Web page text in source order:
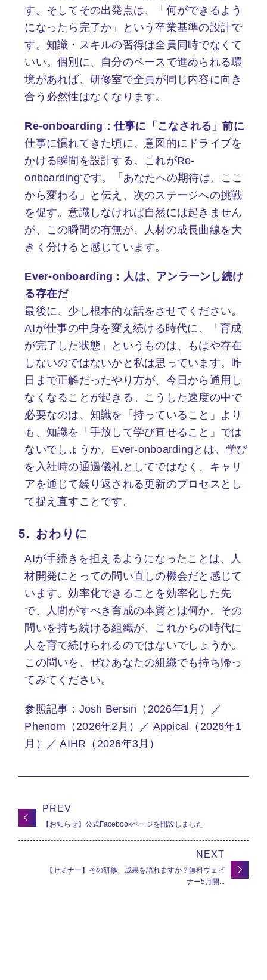
す。そしてその出発点は、「何ができるよう
になったら完了か」という卒業基準の設計で
す。知識・スキルの習得は全員同時でなくて
いい。個別に、自分のペースで進められる環
境があれば、研修室で全員が同じ内容に向き
合う必然性はなくなります。
Re-onboarding：仕事に「こなされる」前に
仕事に慣れてきた頃に、意図的にドライブを
かける瞬間を設計する。これがRe-
onboardingです。「あなたへの期待は、ここ
から変わる」と伝え、次のステージへの挑戦
を促す。意識しなければ自然には起きません
が、この瞬間の有無が、人材の成長曲線を大
きく分けると感じています。
Ever-onboarding：人は、アンラーンし続け
る存在だ
最後に、少し根本的な話をさせてください。
AIが仕事の中身を変え続ける時代に、「育成
が完了した状態」というものは、もはや存在
しないのではないかと私は思っています。昨
日まで正解だったやり方が、今日から通用し
なくなることが起きる。こうした速度の中で
必要なのは、知識を「持っていること」より
も、知識を「手放して学び直せること」では
ないでしょうか。Ever-onboardingとは、学び
を入社時の通過儀礼としてではなく、キャリ
アを通じて繰り返される更新のプロセスとし
て捉え直すことです。
5. おわりに
AIが手続きを担えるようになったことは、人
材開発にとっての問い直しの機会だと感じて
います。効率化できることを効率化した先
で、人間がすべき育成の本質とは何か。その
問いを持ち続ける組織が、これからの時代に
人を育て続けられるのではないでしょうか。
この問いを、ぜひあなたの組織でも持ち帰っ
てみてください。
参照記事：Josh Bersin（2026年1月）／
Phenom（2026年2月）／ Appical（2026年1
月）／ AIHR（2026年3月）
PREV
【お知らせ】公式Facebookページを開設しました
NEXT
【セミナー】その研修、成果を語れますか？無料ウェビ
ナー5月開...